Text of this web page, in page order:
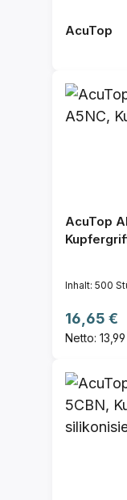
AcuTop
AcuTop
Inhalt: 500
Regulärer
16,65 €
Netto: